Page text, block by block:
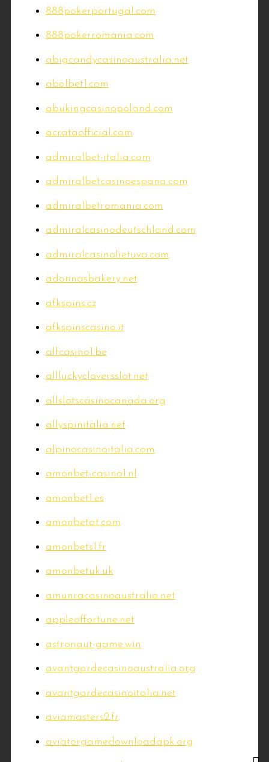
888pokerportugal.com
888pokerromania.com
abigcandycasinoaustralia.net
abolbet1.com
abukingcasinopoland.com
acrataofficial.com
admiralbet-italia.com
admiralbetcasinoespana.com
admiralbetromania.com
admiralcasinodeutschland.com
admiralcasinolietuva.com
adonnasbakery.net
afkspins.cz
afkspinscasino.it
alfcasino1.be
allluckycloversslot.net
allslotscasinocanada.org
allyspinitalia.net
alpinocasinoitalia.com
amonbet-casino1.nl
amonbet1.es
amonbetat.com
amonbets1.fr
amonbetuk.uk
amunracasinoaustralia.net
appleoffortune.net
astronaut-game.win
avantgardecasinoaustralia.org
avantgardecasinoitalia.net
aviamasters2.fr
aviatorgamedownloadapk.org